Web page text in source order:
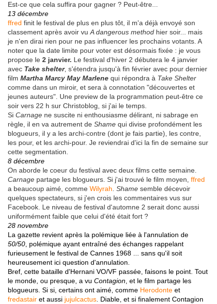
Est-ce que cela suffira pour gagner ? Peut-être...
13 décembre
ffred finit le festival de plus en plus tôt, il m'a déjà envoyé son
classement après avoir vu A dangerous method hier soir... mais
je n'en dirai rien pour ne pas influencer les prochains votants. A
noter que la date limite pour voter est désormais fixée : je vous
propose le 2 janvier. Le festival d'hiver 2 débutera le 4 janvier
avec Take shelter, s'étendra jusqu'à fin février avec pour dernier
film Martha Marcy May Marlene qui répondra à Take Shelter
comme dans un miroir, et sera à connotation "découvertes et
jeunes auteurs". Une preview de la programmation peut-être ce
soir vers 22 h sur Christoblog, si j'ai le temps.
Si Carnage ne suscite ni enthousiasme délirant, ni sabrage en
règle, il en va autrement de Shame qui divise profondément les
blogueurs, il y a les archi-contre (dont je fais partie), les contre,
les pour, et les archi-pour. Je reviendrai d'ici la fin de semaine sur
cette segmentation.
8 décembre
On aborde le coeur du festival avec deux films cette semaine.
Carnage partage les blogueurs. Si j'ai trouvé le film moyen, ffred
a beaucoup aimé, comme Wilyrah Shame semble décevoir
quelques spectateurs, si j'en crois les commentaires vus sur
Facebook. Le niveau de festival d'automne 2 serait donc aussi
uniformément faible que celui d'été était fort ?
28 novembre
La gazette revient après la polémique liée à l'annulation de
50/50 , polémique ayant entraîné des échanges rappelant
furieusement le festival de Cannes 1968 ... sans qu'il soit
heureusement ici question d'annulation.
Bref, cette bataille d'Hernani VO/VF passée, faisons le point. Tout
le monde, ou presque, a vu Contagion , et le film partage les
blogueurs. Si si, certains ont aimé, comme Herodonte et
fredastair et aussi jujulcactus . Diable, et si finalement Contagion